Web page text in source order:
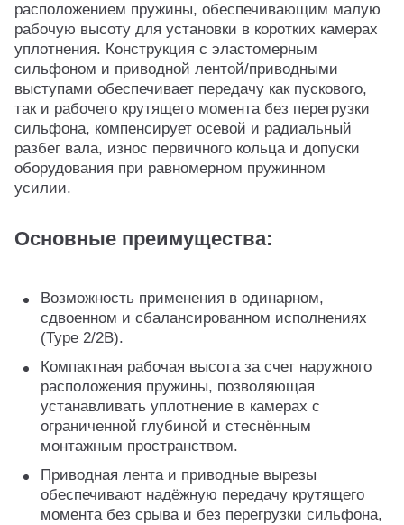
расположением пружины, обеспечивающим малую
рабочую высоту для установки в коротких камерах
уплотнения. Конструкция с эластомерным
сильфоном и приводной лентой/приводными
выступами обеспечивает передачу как пускового,
так и рабочего крутящего момента без перегрузки
сильфона, компенсирует осевой и радиальный
разбег вала, износ первичного кольца и допуски
оборудования при равномерном пружинном
усилии.
Основные преимущества:
Возможность применения в одинарном,
сдвоенном и сбалансированном исполнениях
(Type 2/2B).
Компактная рабочая высота за счет наружного
расположения пружины, позволяющая
устанавливать уплотнение в камерах с
ограниченной глубиной и стеснённым
монтажным пространством.
Приводная лента и приводные вырезы
обеспечивают надёжную передачу крутящего
момента без срыва и без перегрузки сильфона,